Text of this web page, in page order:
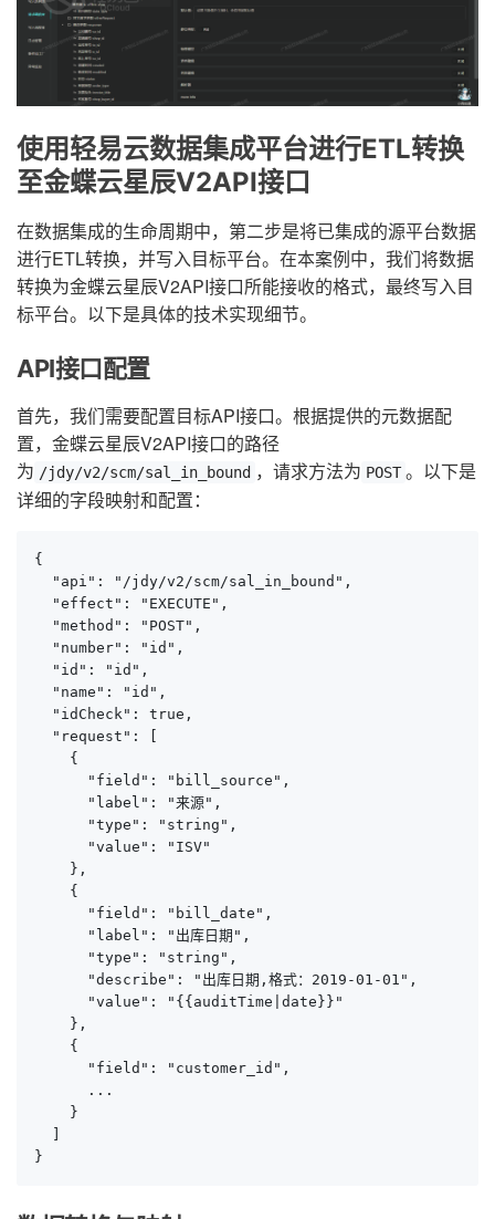
使用轻易云数据集成平台进行ETL转换
至金蝶云星辰V2API接口
在数据集成的生命周期中，第二步是将已集成的源平台数据
进行ETL转换，并写入目标平台。在本案例中，我们将数据
转换为金蝶云星辰V2API接口所能接收的格式，最终写入目
标平台。以下是具体的技术实现细节。
API接口配置
首先，我们需要配置目标API接口。根据提供的元数据配
置，金蝶云星辰V2API接口的路径
为 /jdy/v2/scm/sal_in_bound ，请求方法为 POST 。以下是
详细的字段映射和配置：
{
  "api": "/jdy/v2/scm/sal_in_bound",
  "effect": "EXECUTE",
  "method": "POST",
  "number": "id",
  "id": "id",
  "name": "id",
  "idCheck": true,
  "request": [
    {
      "field": "bill_source",
      "label": "来源",
      "type": "string",
      "value": "ISV"
    },
    {
      "field": "bill_date",
      "label": "出库日期",
      "type": "string",
      "describe": "出库日期,格式：2019-01-01",
      "value": "{{auditTime|date}}"
    },
    {
      "field": "customer_id",
      ...
    }
  ]
}